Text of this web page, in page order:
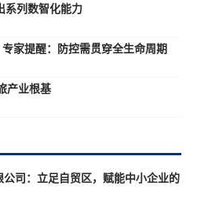
系列数智化能力
家提醒：防控需贯穿全生命周期
产业根基
司：立足自贸区，赋能中小企业的